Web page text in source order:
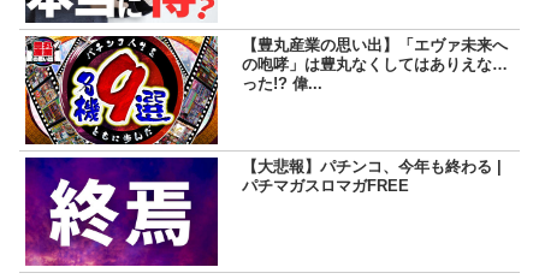
【豊丸産業の思い出】「エヴァ未来へ
の咆哮」は豊丸なくしてはありえなか
った!? 偉...
【大悲報】パチンコ、今年も終わる |
パチマガスロマガFREE